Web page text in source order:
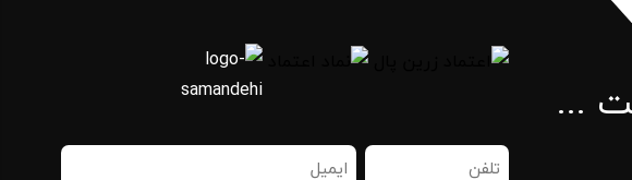
...
تلفن
ایمیل